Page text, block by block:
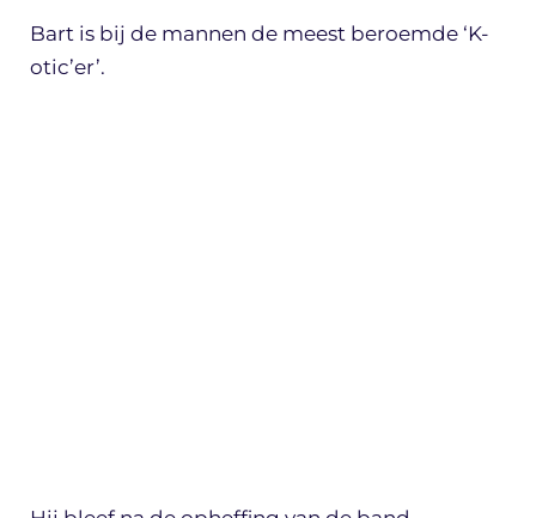
Bart is bij de mannen de meest beroemde ‘K-
otic’er’.